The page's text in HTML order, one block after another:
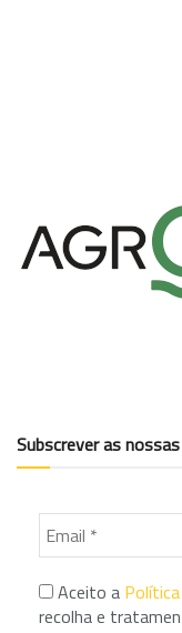
Subscrever as
Aceito a
recolha e